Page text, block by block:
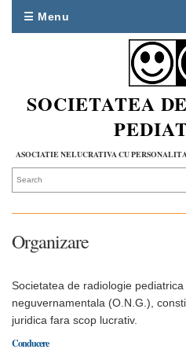
☰ Menu
SOCIETATEA
ASOCIATIE NELUCRATIVA CU
Organizare
Societatea de radiologie
neguvernamentala (O.N.G.),
juridica fara scop lucrativ.
Conducere